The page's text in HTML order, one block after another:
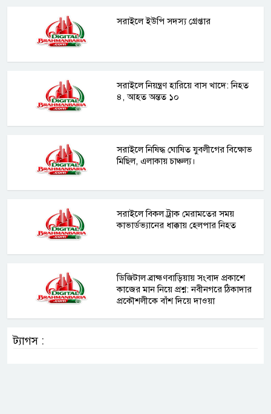
সরাইলে ইউপি সদস্য গ্রেপ্তার
সরাইলে নিয়ন্ত্রণ হারিয়ে বাস খাদে: নিহত
৪, আহত অন্তত ১০
সরাইলে নিষিদ্ধ ঘোষিত যুবলীগের বিক্ষোভ
মিছিল, এলাকায় চাঞ্চল্য।
সরাইলে বিকল ট্রাক মেরামতের সময়
কাভার্ডভ্যানের ধাক্কায় হেলপার নিহত
ডিজিটাল ব্রাহ্মণবাড়িয়ায় সংবাদ প্রকাশে
কাজের মান নিয়ে প্রশ্ন: নবীনগরে ঠিকাদার
প্রকৌশলীকে বাঁশ দিয়ে দাওয়া
ট্যাগস :